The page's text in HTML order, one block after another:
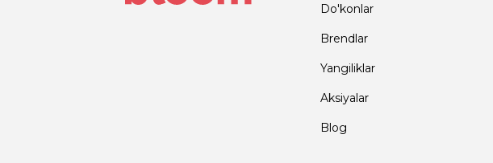
Do'konlar
Brendlar
Yangiliklar
Aksiyalar
Blog